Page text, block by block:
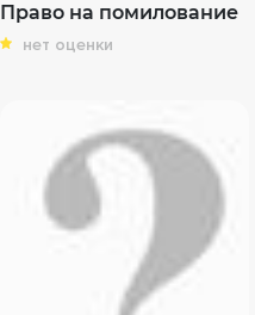
Право на помилование
нет оценки